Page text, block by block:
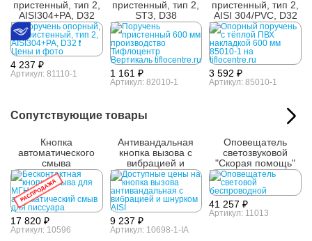
пристенный, тип 2,
AISI304+PA, D32
4 237 ₽
Артикул: 81110-1
пристенный, тип 2,
ST3, D38
1 161 ₽
Артикул: 82010-1
пристенный, тип 2,
AISI 304/PVC, D32
3 592 ₽
Артикул: 85010-1
Сопутствующие товары
РАСПРОДАЖА
Кнопка
автоматического
смыва
17 820 ₽
Артикул: 10596
Антивандальная
кнопка вызова с
вибрацией и
шнурком AISI 304
9 237 ₽
Артикул: 10698-1-IA
Оповещатель
светозвуковой
"Скорая помощь"
41 257 ₽
Артикул: 11013